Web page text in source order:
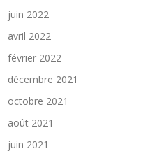
juin 2022
avril 2022
février 2022
décembre 2021
octobre 2021
août 2021
juin 2021